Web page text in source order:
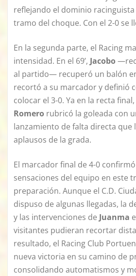
reflejando el dominio
tramo del choque. Con el 2-0 se
En la segunda parte, el Racing
intensidad. En el 69’, Jacobo
al partido— recuperó un balón
recortó a su marcador y definió
colocar el 3-0. Ya en la recta
Romero rubricó la goleada con
lanzamiento de falta directa que
aplausos de la grada.
El marcador final de 4-0
sensaciones del equipo en este
preparación. Aunque el C.D.
dispuso de algunas llegadas, la
y las intervenciones de Juanma
visitantes pudieran recortar
resultado, el Racing Club
nueva victoria en su camino de
consolidando automatismos y